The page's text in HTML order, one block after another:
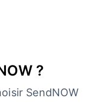
?
SendNOW